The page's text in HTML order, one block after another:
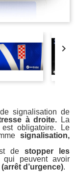

signalisation de
à droite. La
obligatoire. Le
signalisation,
de stopper les
peuvent avoir
d’urgence).